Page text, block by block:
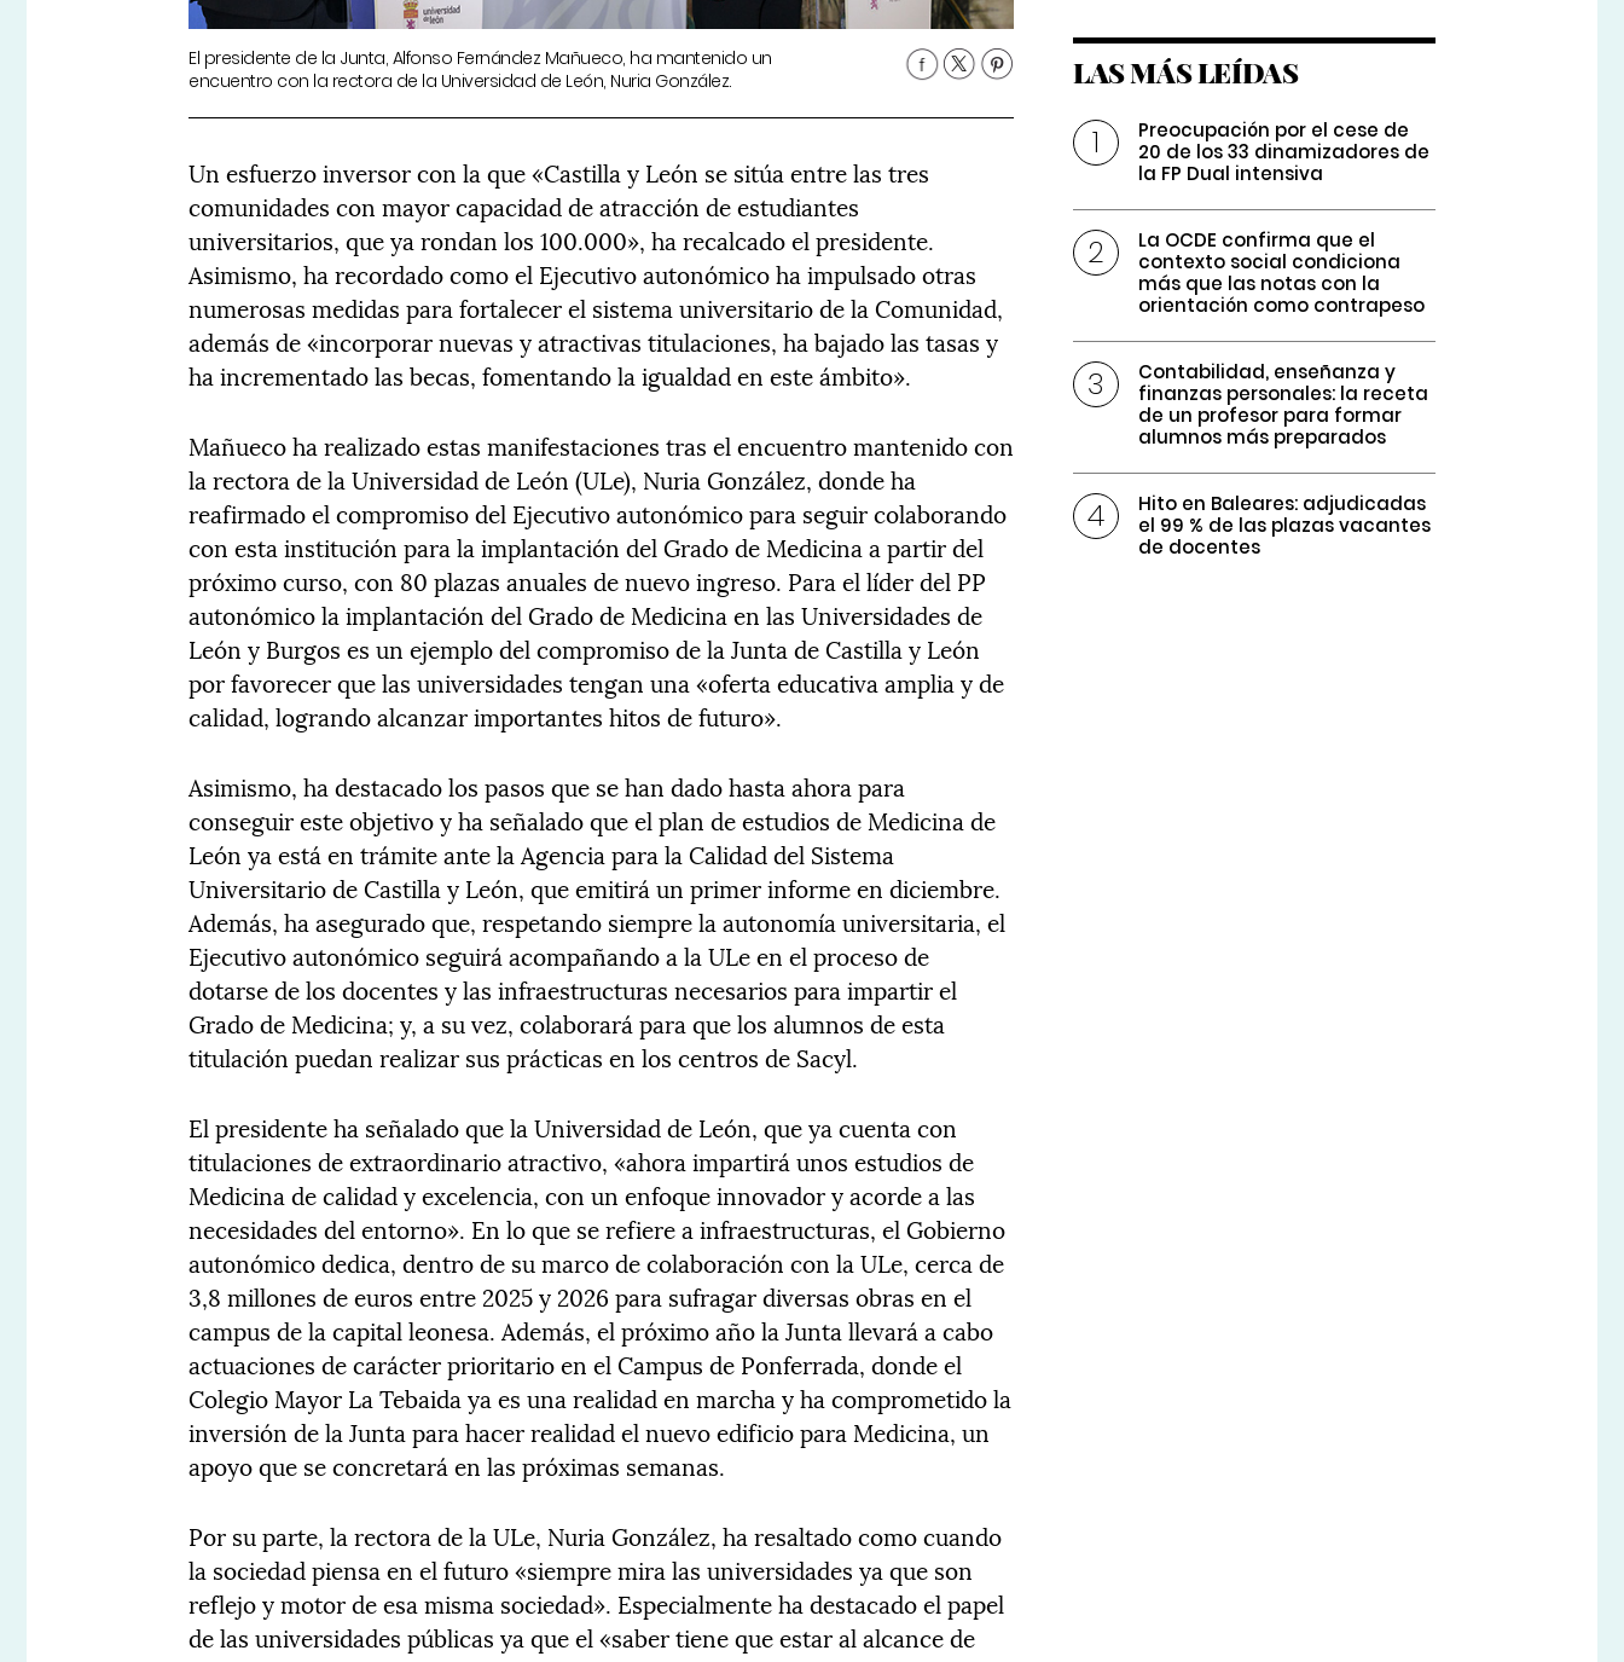
El presidente de la Junta, Alfonso Fernández Mañueco, ha mantenido un
encuentro con la rectora de la Universidad de León, Nuria González.
Un esfuerzo inversor con la que «Castilla y León se sitúa entre las tres
comunidades con mayor capacidad de atracción de estudiantes
universitarios, que ya rondan los 100.000», ha recalcado el presidente.
Asimismo, ha recordado como el Ejecutivo autonómico ha impulsado otras
numerosas medidas para fortalecer el sistema universitario de la Comunidad,
además de «incorporar nuevas y atractivas titulaciones, ha bajado las tasas y
ha incrementado las becas, fomentando la igualdad en este ámbito».
Mañueco ha realizado estas manifestaciones tras el encuentro mantenido con
la rectora de la Universidad de León (ULe), Nuria González, donde ha
reafirmado el compromiso del Ejecutivo autonómico para seguir colaborando
con esta institución para la implantación del Grado de Medicina a partir del
próximo curso, con 80 plazas anuales de nuevo ingreso. Para el líder del PP
autonómico la implantación del Grado de Medicina en las Universidades de
León y Burgos es un ejemplo del compromiso de la Junta de Castilla y León
por favorecer que las universidades tengan una «oferta educativa amplia y de
calidad, logrando alcanzar importantes hitos de futuro».
Asimismo, ha destacado los pasos que se han dado hasta ahora para
conseguir este objetivo y ha señalado que el plan de estudios de Medicina de
León ya está en trámite ante la Agencia para la Calidad del Sistema
Universitario de Castilla y León, que emitirá un primer informe en diciembre.
Además, ha asegurado que, respetando siempre la autonomía universitaria, el
Ejecutivo autonómico seguirá acompañando a la ULe en el proceso de
dotarse de los docentes y las infraestructuras necesarios para impartir el
Grado de Medicina; y, a su vez, colaborará para que los alumnos de esta
titulación puedan realizar sus prácticas en los centros de Sacyl.
El presidente ha señalado que la Universidad de León, que ya cuenta con
titulaciones de extraordinario atractivo, «ahora impartirá unos estudios de
Medicina de calidad y excelencia, con un enfoque innovador y acorde a las
necesidades del entorno». En lo que se refiere a infraestructuras, el Gobierno
autonómico dedica, dentro de su marco de colaboración con la ULe, cerca de
3,8 millones de euros entre 2025 y 2026 para sufragar diversas obras en el
campus de la capital leonesa. Además, el próximo año la Junta llevará a cabo
actuaciones de carácter prioritario en el Campus de Ponferrada, donde el
Colegio Mayor La Tebaida ya es una realidad en marcha y ha comprometido la
inversión de la Junta para hacer realidad el nuevo edificio para Medicina, un
apoyo que se concretará en las próximas semanas.
Por su parte, la rectora de la ULe, Nuria González, ha resaltado como cuando
la sociedad piensa en el futuro «siempre mira las universidades ya que son
reflejo y motor de esa misma sociedad». Especialmente ha destacado el papel
de las universidades públicas ya que el «saber tiene que estar al alcance de
LAS MÁS LEÍDAS
Preocupación por el cese de
20 de los 33 dinamizadores de
la FP Dual intensiva
La OCDE confirma que el
contexto social condiciona
más que las notas con la
orientación como contrapeso
Contabilidad, enseñanza y
finanzas personales: la receta
de un profesor para formar
alumnos más preparados
Hito en Baleares: adjudicadas
el 99 % de las plazas vacantes
de docentes